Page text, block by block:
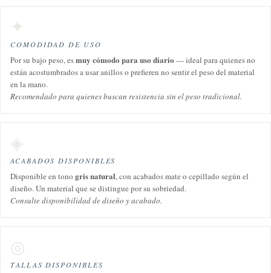
✦
COMODIDAD DE USO
Por su bajo peso, esmuy cómodo para uso diario — ideal para quienes no
están acostumbrados a usar anillos o prefieren no sentir el peso del material
en la mano.
Recomendado para quienes buscan resistencia sin el peso tradicional.
◈
ACABADOS DISPONIBLES
Disponible en tono gris natural, con acabados mate o cepillado según el
diseño. Un material que se distingue por su sobriedad.
Consulte disponibilidad de diseño y acabado.
◎
TALLAS DISPONIBLES